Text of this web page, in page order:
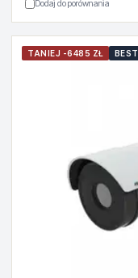
Dodaj do porównania
TANIEJ -6485 ZŁ